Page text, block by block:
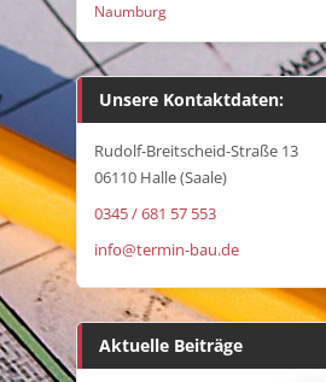
Naumburg
Unsere Kontaktdaten:
Rudolf-Breitscheid-Straße 13
06110 Halle (Saale)
0345 / 681 57 553
info@termin-bau.de
Aktuelle Beiträge